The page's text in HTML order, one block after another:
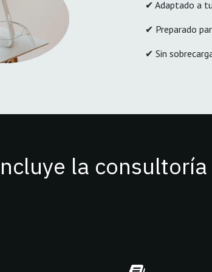
✔ Adaptado a
✔ Preparado
✔ Sin
la